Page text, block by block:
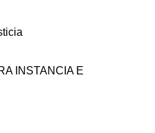
INSTANCIA E